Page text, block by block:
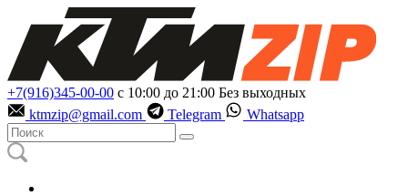
+7(916)345-00-00 с 10:00 до 21:00 Без выходных
ktmzip@gmail.com
Telegram Whatsapp